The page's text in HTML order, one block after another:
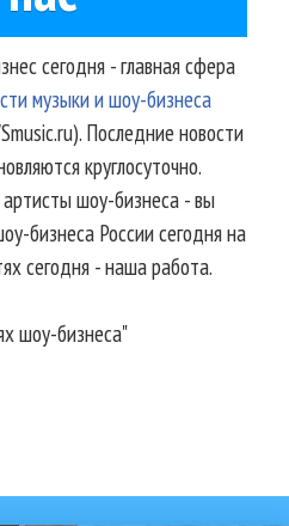
сегодня - главная сфера
музыки и шоу-бизнеса
Последние новости
круглосуточно.
шоу-бизнеса - вы
бизнеса России сегодня на
сегодня - наша работа.
шоу-бизнеса"